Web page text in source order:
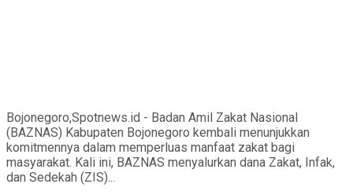
Bojonegoro,Spotnews.id - Badan Amil Zakat Nasional
(BAZNAS) Kabupaten Bojonegoro kembali menunjukkan
komitmennya dalam memperluas manfaat zakat bagi
masyarakat. Kali ini, BAZNAS menyalurkan dana Zakat, Infak,
dan Sedekah (ZIS)...